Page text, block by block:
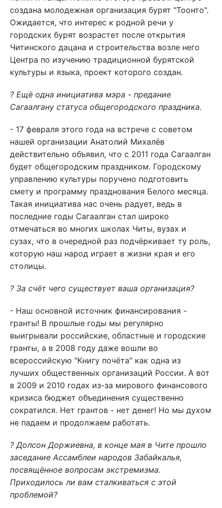
создана молодежная организация бурят "Тоонто".
Ожидается, что интерес к родной речи у
городских бурят возрастет после открытия
Читинского дацана и строительства возле него
Центра по изучению традиционной бурятской
культуры и языка, проект которого создан.
? Ещё одна инициатива мэра - предание
Сагаалгану статуса общегородского праздника.
- 17 февраля этого года на встрече с советом
нашей организации Анатолий Михалёв
действительно объявил, что с 2011 года Сагаалган
будет общегородским праздником. Городскому
управлению культуры поручено подготовить
смету и программу празднования Белого месяца.
Такая инициатива нас очень радует, ведь в
последние годы Сагаалган стал широко
отмечаться во многих школах Читы, вузах и
сузах, что в очередной раз подчёркивает ту роль,
которую наш народ играет в жизни края и его
столицы.
? За счёт чего существует ваша организация?
- Наш основной источник финансирования -
гранты! В прошлые годы мы регулярно
выигрывали российские, областные и городские
гранты, а в 2008 году даже вошли во
всероссийскую "Книгу почёта" как одна из
лучших общественных организаций России. А вот
в 2009 и 2010 годах из-за мирового финансового
кризиса бюджет объединения существенно
сократился. Нет грантов - нет денег! Но мы духом
не падаем и продолжаем работать.
? Долсон Доржиевна, в конце мая в Чите прошло
заседание Ассамблеи народов Забайкалья,
посвящённое вопросам экстремизма.
Приходилось ли вам сталкиваться с этой
проблемой?